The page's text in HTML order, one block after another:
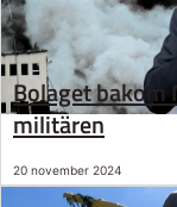
Bolaget bakom
militären
20 november 2024